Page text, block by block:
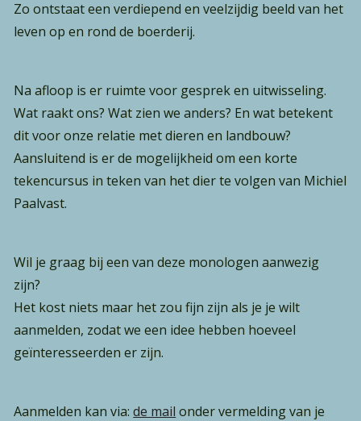
Zo ontstaat een verdiepend en veelzijdig beeld van het
leven op en rond de boerderij.
Na afloop is er ruimte voor gesprek en uitwisseling.
Wat raakt ons? Wat zien we anders? En wat betekent
dit voor onze relatie met dieren en landbouw?
Aansluitend is er de mogelijkheid om een korte
tekencursus in teken van het dier te volgen van Michiel
Paalvast.
Wil je graag bij een van deze monologen aanwezig
zijn?
Het kost niets maar het zou fijn zijn als je je wilt
aanmelden, zodat we een idee hebben hoeveel
geïnteresseerden er zijn.
Aanmelden kan via:de mail onder vermelding van je